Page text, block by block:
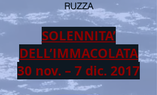
RUZZA
SOLENNITA’
DELL’IMMACOLATA
30 nov. – 7 dic. 2017